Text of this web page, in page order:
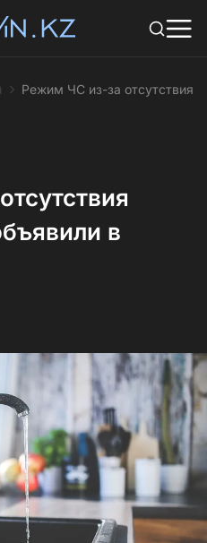
Режим ЧС из-за отсутствия
в